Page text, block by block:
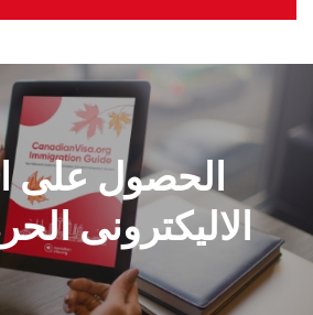
الحصول على
الاليكترونى